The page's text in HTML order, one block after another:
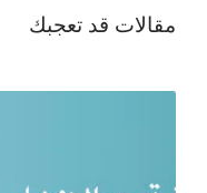
مقالات قد تعجبك